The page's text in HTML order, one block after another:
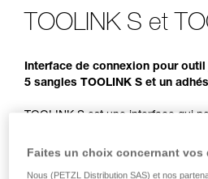
TOOLINK S et
Interface de connexion pour
5 sangles TOOLINK S et un
TOOLINK S est une interface qui
sécuriser un outil sans œillet ou à
des travaux en hauteur. Elle
Faites un choix concernant vos
Nous (PETZL Distribution SAS) et nos